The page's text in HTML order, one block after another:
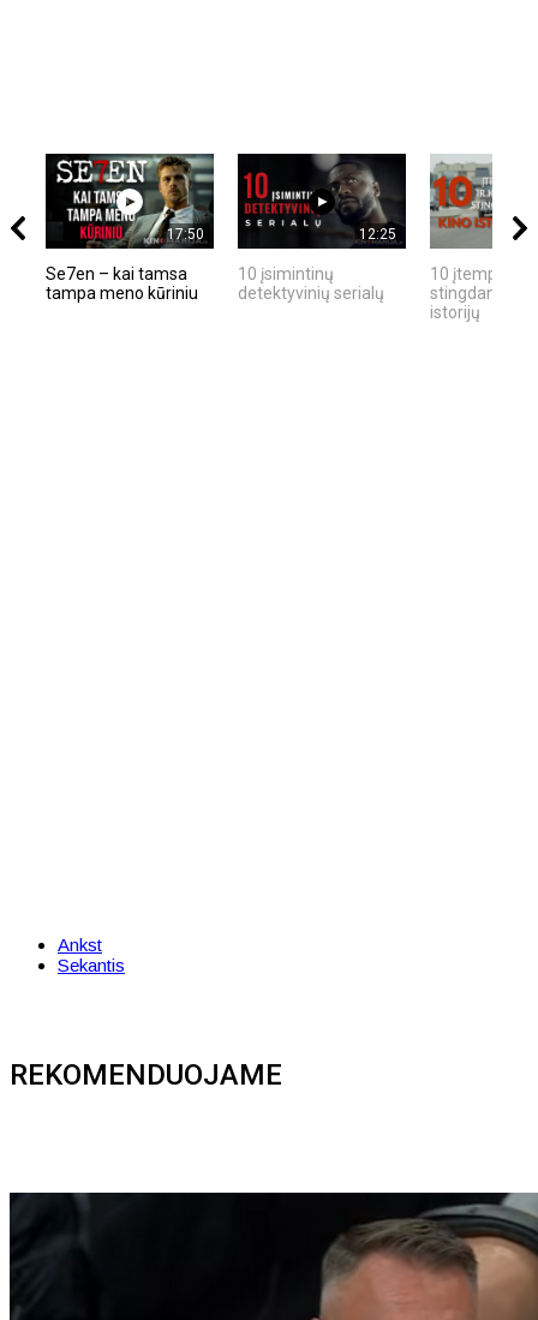
17:50
Se7en – kai tamsa
tampa meno kūriniu
12:25
10 įsimintinų
detektyvinių serialų
10 įtemptų,
stingdančių
istorijų
Ankst
Sekantis
REKOMENDUOJAME